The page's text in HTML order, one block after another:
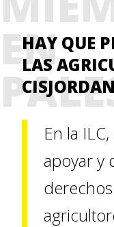
EN
HAY QUE
LAS
En la
apoyar y